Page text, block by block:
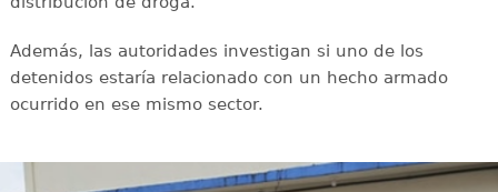
Además, las autoridades investigan si uno de los
detenidos estaría relacionado con un hecho armado
ocurrido en ese mismo sector.